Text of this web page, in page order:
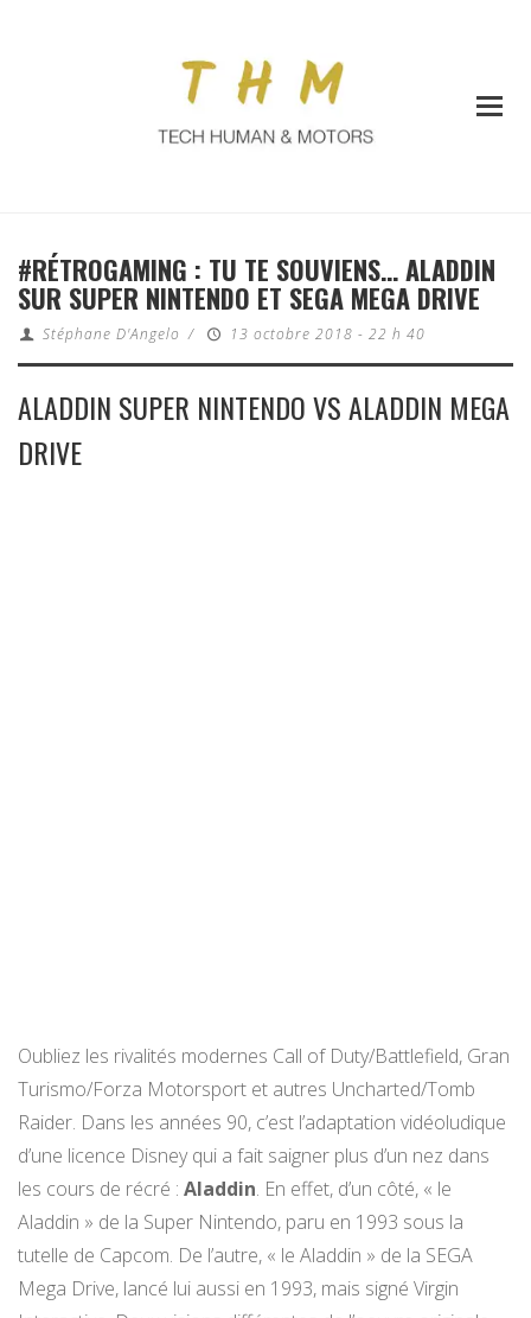
#RÉTROGAMING : TU TE SOUVIENS… ALADDIN
SUR SUPER NINTENDO ET SEGA MEGA DRIVE
Stéphane D'Angelo / 13 octobre 2018 - 22 h 40
ALADDIN SUPER NINTENDO VS ALADDIN MEGA
DRIVE
Oubliez les rivalités modernes Call of Duty/Battlefield, Gran
Turismo/Forza Motorsport et autres Uncharted/Tomb
Raider. Dans les années 90, c’est l’adaptation vidéoludique
d’une licence Disney qui a fait saigner plus d’un nez dans
les cours de récré : Aladdin. En effet, d’un côté, « le
Aladdin » de la Super Nintendo, paru en 1993 sous la
tutelle de Capcom. De l’autre, « le Aladdin » de la SEGA
Mega Drive, lancé lui aussi en 1993, mais signé Virgin